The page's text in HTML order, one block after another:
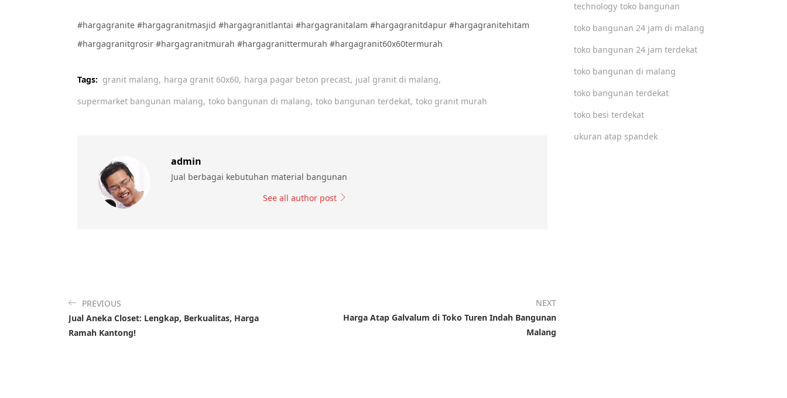
technology toko bangunan
toko bangunan 24 jam di malang
toko bangunan 24 jam terdekat
toko bangunan di malang
toko bangunan terdekat
toko besi terdekat
ukuran atap spandek
#hargagranite #hargagranitmasjid #hargagranitlantai #hargagranitalam #hargagranitdapur #hargagranitehitam
#hargagranitgrosir #hargagranitmurah #hargagranittermurah #hargagranit60x60termurah
Tags: granit malang, harga granit 60x60, harga pagar beton precast, jual granit di malang,
supermarket bangunan malang, toko bangunan di malang, toko bangunan terdekat, toko granit murah
admin
Jual berbagai kebutuhan material bangunan
See all author post
PREVIOUS
Jual Aneka Closet: Lengkap, Berkualitas, Harga
Ramah Kantong!
NEXT
Harga Atap Galvalum di Toko Turen Indah Bangunan
Malang